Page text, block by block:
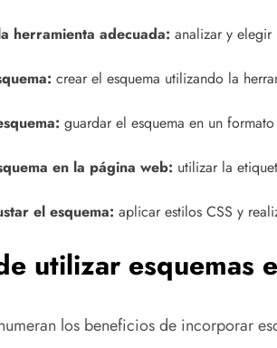
herramienta adecuada: analizar y elegir
crear el esquema utilizando la
guardar el esquema en un
en la página web: utilizar la
el esquema: aplicar estilos CSS y
utilizar esquemas
los beneficios de incorporar